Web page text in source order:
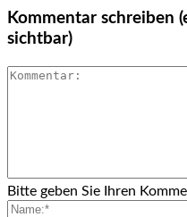
Kommentar schreiben
sichtbar)
Bitte geben Sie Ihren